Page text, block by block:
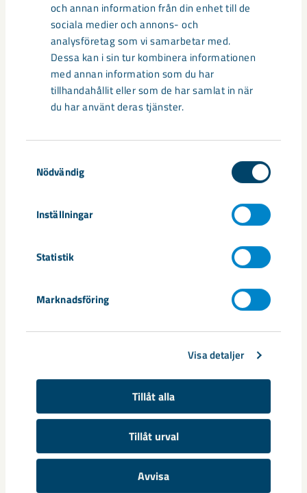
och annan information från din enhet till de
sociala medier och annons- och
analysföretag som vi samarbetar med.
Dessa kan i sin tur kombinera informationen
med annan information som du har
tillhandahållit eller som de har samlat in när
du har använt deras tjänster.
Nödvändig
Inställningar
Statistik
Marknadsföring
Visa detaljer
Tillåt alla
Tillåt urval
Avvisa
Relaterat innehåll
Sibirien-området i gamla Kiruna
centrum avvecklas under 2026
gamla Kiruna centrum på grund av den pågående gruvdriften